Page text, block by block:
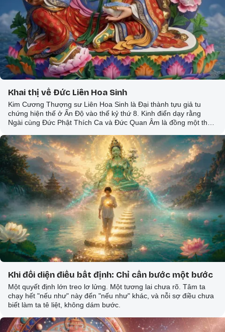
Khai thị về Đức Liên Hoa Sinh
Kim Cương Thượng sư Liên Hoa Sinh là Đại thành tựu giả tu
chứng hiện thế ở Ấn Độ vào thế kỷ thứ 8. Kinh điển dạy rằng
Ngài cùng Đức Phật Thích Ca và Đức Quan Âm là đồng một thể.
bàn khoảng một nghìn năm, Ngài sẽ hoá thân trở lại trong hình
tướng của Thượng sư Liên Hoa Sinh.
Khi đối diện điều bất định: Chỉ cần bước một bước
Một quyết định lớn treo lơ lửng. Một tương lai chưa rõ. Tâm ta
chạy hết "nếu như" này đến "nếu như" khác, và nỗi sợ điều chưa
biết làm ta tê liệt, không dám bước.